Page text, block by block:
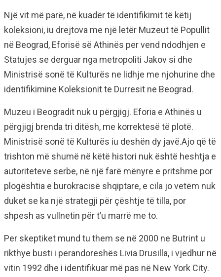
Një vit më parë, në kuadër të identifikimit të këtij
koleksioni, iu drejtova me një letër Muzeut të Popullit
në Beograd, Eforisë së Athinës per vend ndodhjen e
Statujes se derguar nga metropoliti Jakov si dhe
Ministrisë sonë të Kulturës ne lidhje me njohurine dhe
identifikimine Koleksionit te Durresit ne Beograd.
Muzeu i Beogradit nuk u përgjigj. Eforia e Athinës u
përgjigj brenda tri ditësh, me korrektesë të plotë.
Ministrisë sonë të Kulturës iu deshën dy javë.Ajo që të
trishton më shumë në këtë histori nuk është heshtja e
autoriteteve serbe, në një farë mënyre e pritshme por
plogështia e burokracisë shqiptare, e cila jo vetëm nuk
duket se ka një strategji për çështje të tilla, por
shpesh as vullnetin për t’u marrë me to.
Per skeptiket mund tu them se në 2000 ne Butrint u
rikthye busti i perandoreshës Livia Drusilla, i vjedhur në
vitin 1992 dhe i identifikuar më pas në New York City.